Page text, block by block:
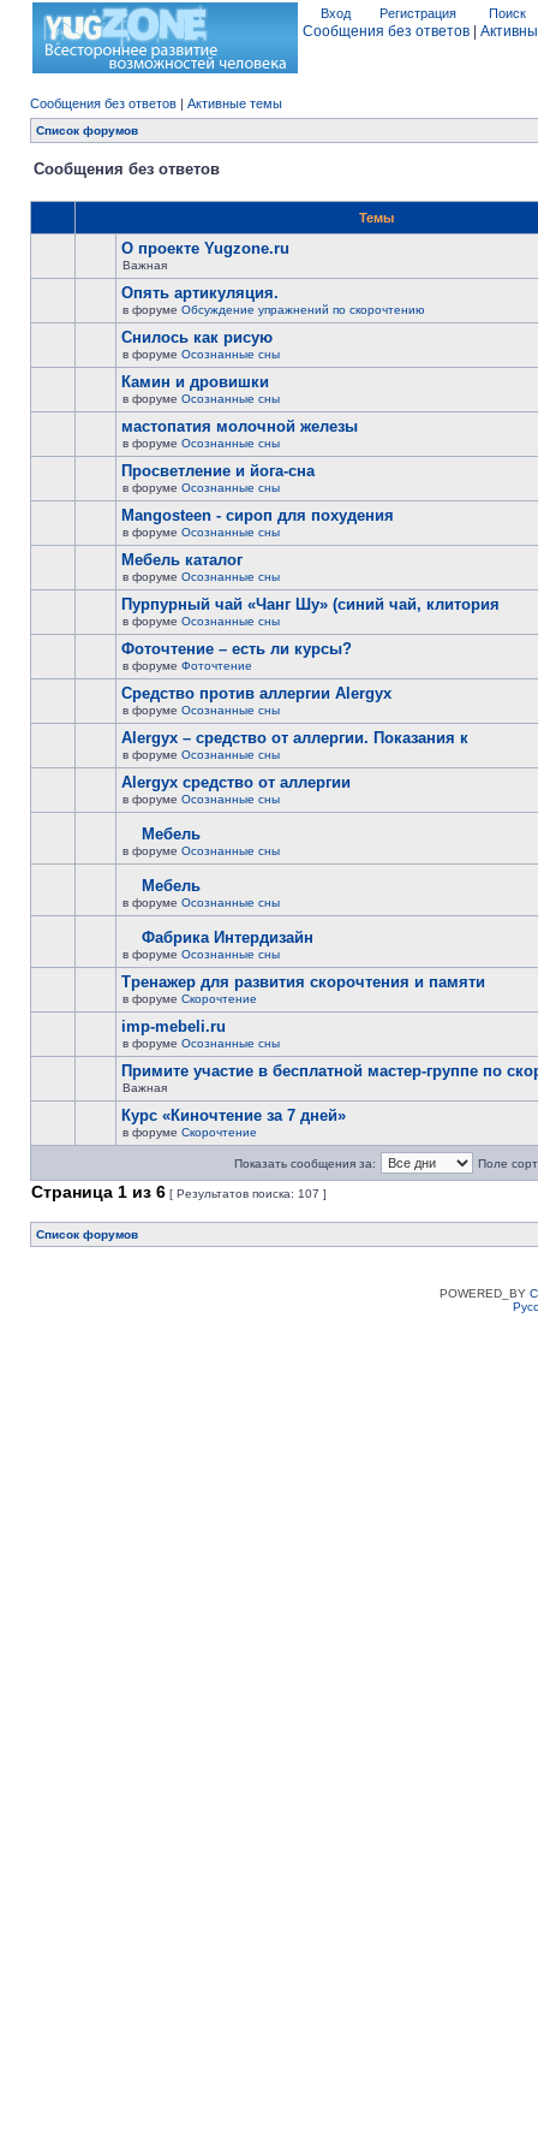
Вход Регистрация Поиск
Сообщения без ответов
Сообщения без ответов | Активные темы
Список форумов
Сообщения без ответов
Темы
О проекте Yugzone.ru
Важная
Опять артикуляция.
в форуме Обсуждение упражнений по скорочтению
Снилось как рисую
в форуме Осознанные сны
Камин и дровишки
в форуме Осознанные сны
мастопатия молочной железы
в форуме Осознанные сны
Просветление и йога-сна
в форуме Осознанные сны
Mangosteen - сироп для похудения
в форуме Осознанные сны
Мебель каталог
в форуме Осознанные сны
Пурпурный чай «Чанг Шу» (синий чай, клитория
в форуме Осознанные сны
Фоточтение – есть ли курсы?
в форуме Фоточтение
Cредство против аллергии Alergyx
в форуме Осознанные сны
Alergyx – средство от аллергии. Показания к
в форуме Осознанные сны
Alergyx средство от аллергии
в форуме Осознанные сны
Мебель
в форуме Осознанные сны
Мебель
в форуме Осознанные сны
Фабрика Интердизайн
в форуме Осознанные сны
Тренажер для развития скорочтения и памяти
в форуме Скорочтение
imp-mebeli.ru
в форуме Осознанные сны
Примите участие в бесплатной мастер-группе по
Важная
Курс «Киночтение за 7 дней»
в форуме Скорочтение
Показать сообщения за: Поле
Страница 1 из 6 [ Результатов поиска: 107 ]
Список форумов
POWERED_BY